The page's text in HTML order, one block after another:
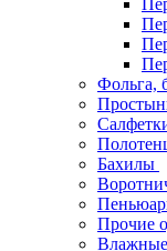
Фольга,
Бахилы
Прочие
Влажные